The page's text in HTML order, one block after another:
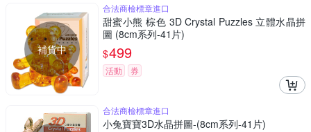
補貨中
合法商檢標章進口
甜蜜小熊 棕色 3D Crystal Puzzles 立體水晶拼
圖 (8cm系列-41片)
$499
活動 券
合法商檢標章進口
小兔寶寶3D水晶拼圖-(8cm系列-41片)